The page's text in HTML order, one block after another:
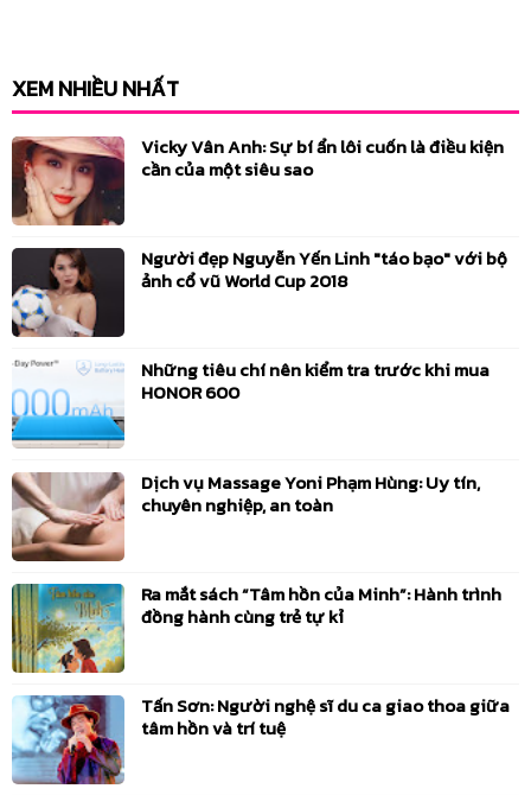
03/04/2025
Fashion Runway Vũng Tàu 2025
03/04/2025
NovaWorld Fashion Fest 2025
+1
XEM NHIỀU NHẤT
Vicky Vân Anh: Sự bí ẩn lôi cuốn là điều kiện
cần của một siêu sao
Người đẹp Nguyễn Yến Linh "táo bạo" với bộ
ảnh cổ vũ World Cup 2018
Những tiêu chí nên kiểm tra trước khi mua
HONOR 600
Dịch vụ Massage Yoni Phạm Hùng: Uy tín,
chuyên nghiệp, an toàn
Ra mắt sách “Tâm hồn của Minh”: Hành trình
đồng hành cùng trẻ tự kỉ
Tấn Sơn: Người nghệ sĩ du ca giao thoa giữa
tâm hồn và trí tuệ